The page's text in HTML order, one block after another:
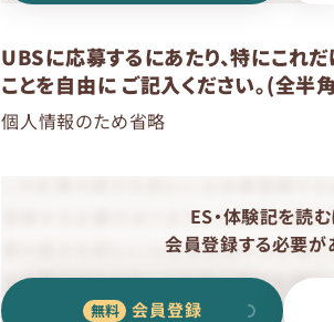
UBSに応募するにあたり、特にこれ
ことを自由に ご記入ください。(全
個人情報のため省略
ES・体験記を読む
会員登録する必要が
会員登録